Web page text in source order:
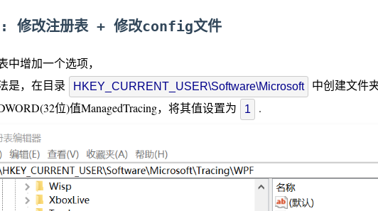
修改注册表 + 修改config文件
中增加一个选项，
是，在目录
HKEY_CURRENT_USER\Software\Microsoft 中创建文件
位)值ManagedTracing，将其值设置为
1 .